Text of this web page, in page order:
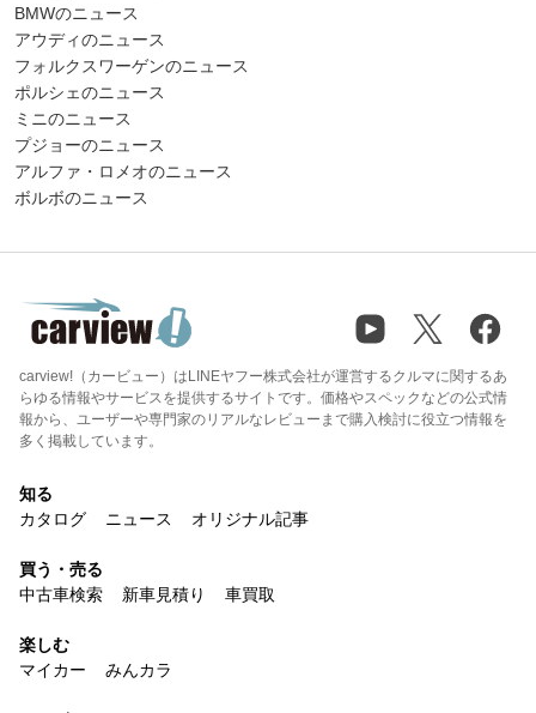
BMWのニュース
アウディのニュース
フォルクスワーゲンのニュース
ポルシェのニュース
ミニのニュース
プジョーのニュース
アルファ・ロメオのニュース
ボルボのニュース
carview!（カービュー）はLINEヤフー株式会社が運営するクルマに関するあ
らゆる情報やサービスを提供するサイトです。価格やスペックなどの公式情
報から、ユーザーや専門家のリアルなレビューまで購入検討に役立つ情報を
多く掲載しています。
知る
カタログ
ニュース オリジナル記事
買う・売る
中古車検索
新車見積り 車買取
楽しむ
マイカー
みんカラ